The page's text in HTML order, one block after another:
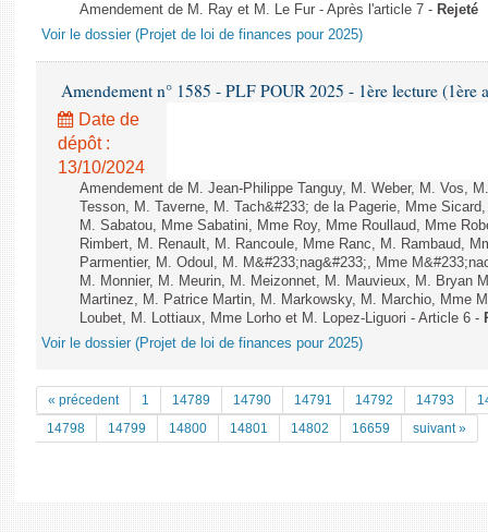
Amendement de M. Ray et M. Le Fur - Après l'article 7 - Rejeté
Voir le dossier (Projet de loi de finances pour 2025)
Amendement n° 1585 - PLF POUR 2025 - 1ère lecture (1ère
Date de
dépôt :
13/10/2024
Amendement de M. Jean-Philippe Tanguy, M. Weber, M. Vos,
Tesson, M. Taverne, M. Tach&#233; de la Pagerie, Mme
M. Sabatou, Mme Sabatini, Mme Roy, Mme Roullaud, Mme
Rimbert, M. Renault, M. Rancoule, Mme Ranc, M. Rambaud,
Parmentier, M. Odoul, M. M&#233;nag&#233;, Mme
M. Monnier, M. Meurin, M. Meizonnet, M. Mauvieux, M. Bryan
Martinez, M. Patrice Martin, M. Markowsky, M. Marchio, Mme
Loubet, M. Lottiaux, Mme Lorho et M. Lopez-Liguori - Article 6 -
Voir le dossier (Projet de loi de finances pour 2025)
« précedent 1 14789 14790 14791 14792 14793
14798
14799 14800 14801 14802 16659 suivant »